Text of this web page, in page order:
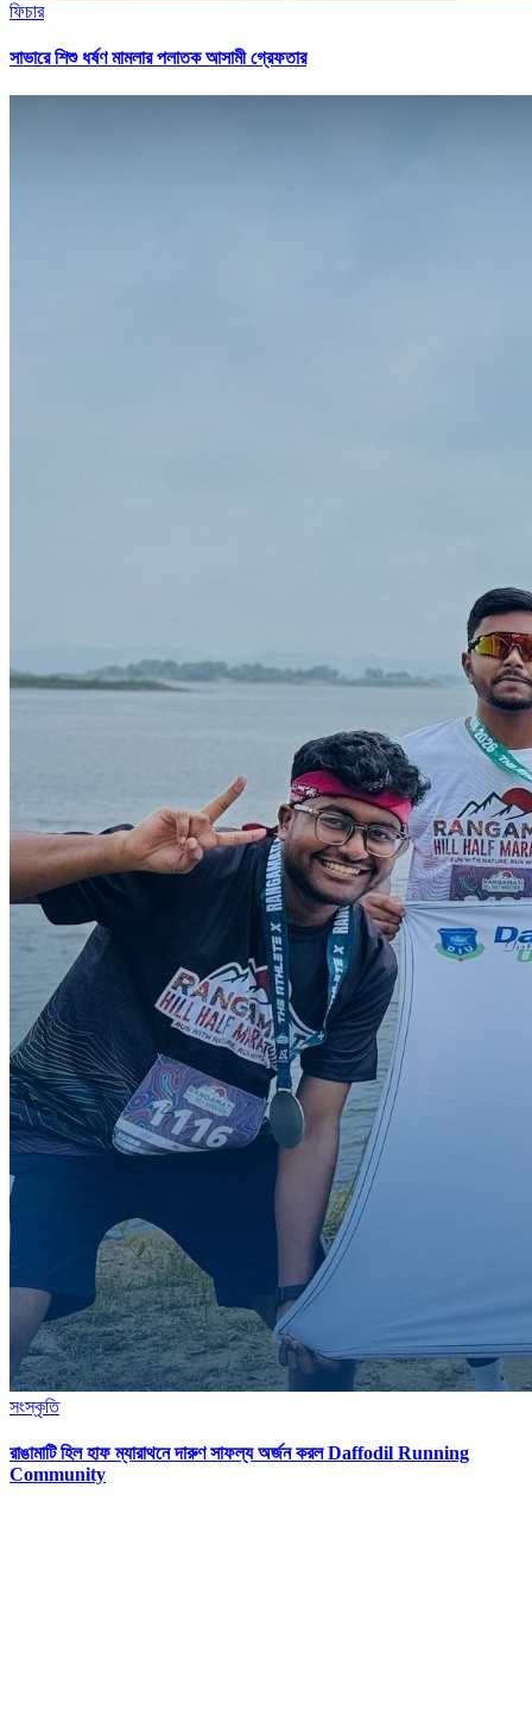
ফিচার
সাভারে শিশু ধর্ষণ মামলার পলাতক আসামী গ্রেফতার
সংস্কৃতি
রাঙামাটি হিল হাফ ম্যারাথনে দারুণ সাফল্য অর্জন করল Daffodil Running
Community